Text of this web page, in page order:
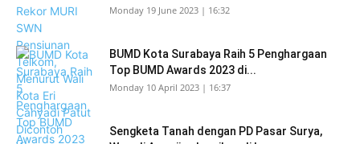
Monday 19 June 2023 | 16:32
BUMD Kota Surabaya Raih 5 Penghargaan
Top BUMD Awards 2023 di...
Monday 10 April 2023 | 16:37
Sengketa Tanah dengan PD Pasar Surya,